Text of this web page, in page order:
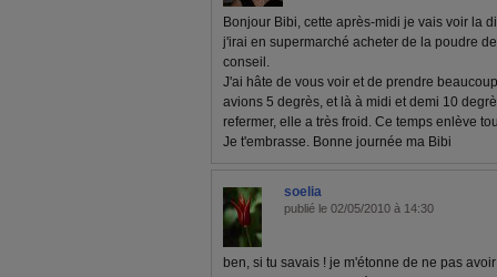
Bonjour Bibi, cette après-midi je vais voir la
j'irai en supermarché acheter de la poudre
conseil.
J'ai hâte de vous voir et de prendre
avions 5 degrès, et là à midi et demi 10
refermer, elle a très froid. Ce temps enlève
Je t'embrasse. Bonne journée ma Bibi
soelia
publié le 02/05/2010 à 14:30
ben, si tu savais ! je m'étonne de ne pas